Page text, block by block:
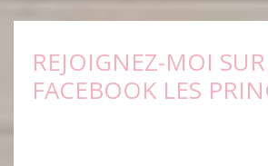
REJOIGNEZ-MOI SUR
FACEBOOK LES